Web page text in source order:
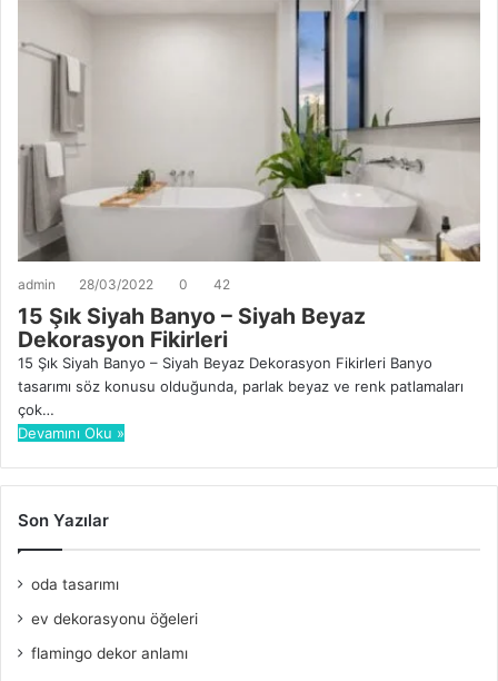
admin 28/03/2022 0 42
15 Şık Siyah Banyo – Siyah Beyaz
Dekorasyon Fikirleri
15 Şık Siyah Banyo – Siyah Beyaz Dekorasyon Fikirleri Banyo
tasarımı söz konusu olduğunda, parlak beyaz ve renk patlamaları
çok…
Devamını Oku »
Son Yazılar
oda tasarımı
ev dekorasyonu öğeleri
flamingo dekor anlamı